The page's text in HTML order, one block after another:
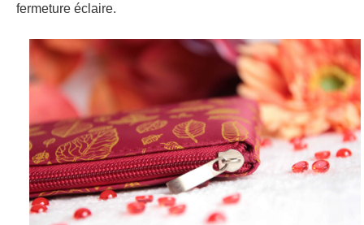
fermeture éclaire.